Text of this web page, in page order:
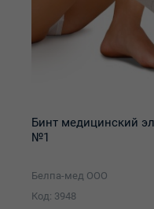
Бинт медицинский
№1
Белпа-мед ООО
Код: 3948